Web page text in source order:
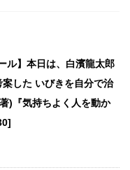
ル】本日は、白濱龍太郎
した いびきを自分で治
)『気持ちよく人を動か